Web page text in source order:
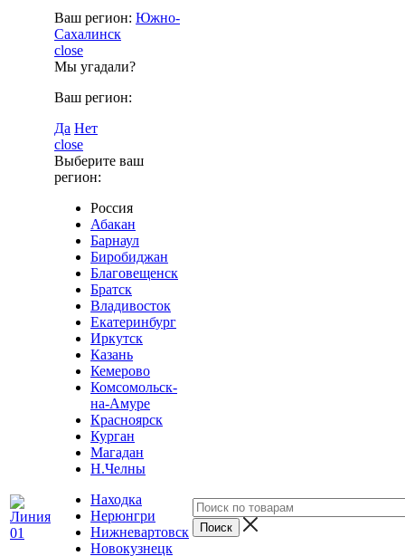
Ваш регион: Южно-
Сахалинск
close
Мы угадали?
Ваш регион:
Да Нет
close
Выберите ваш
регион:
Россия
Абакан
Барнаул
Биробиджан
Благовещенск
Братск
Владивосток
Екатеринбург
Иркутск
Казань
Кемерово
Комсомольск-
на-Амуре
Красноярск
Курган
Магадан
Н.Челны
Находка
Нерюнгри
Нижневартовск
Новокузнецк